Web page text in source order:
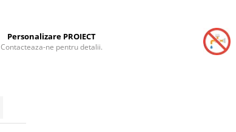
Personalizare PROIECT
Contacteaza-ne pentru detalii.